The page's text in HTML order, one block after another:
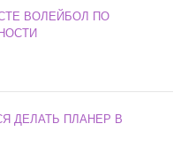
ВОЛЕЙБОЛ ПО
ДЕЛАТЬ ПЛАНЕР В